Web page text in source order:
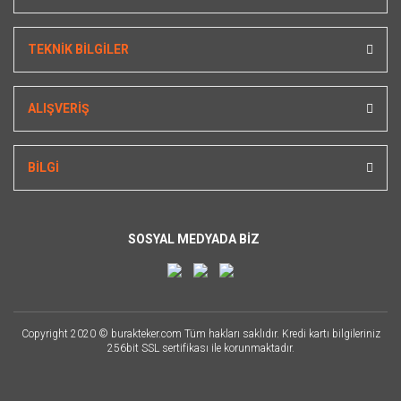
TEKNİK BİLGİLER
ALIŞVERİŞ
BİLGİ
SOSYAL MEDYADA BİZ
Copyright 2020 © burakteker.com Tüm hakları saklıdır. Kredi kartı bilgileriniz
256bit SSL sertifikası ile korunmaktadır.